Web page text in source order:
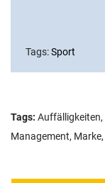
Tags:Sport
Tags: Auffälligkeiten,
Management, Marke,